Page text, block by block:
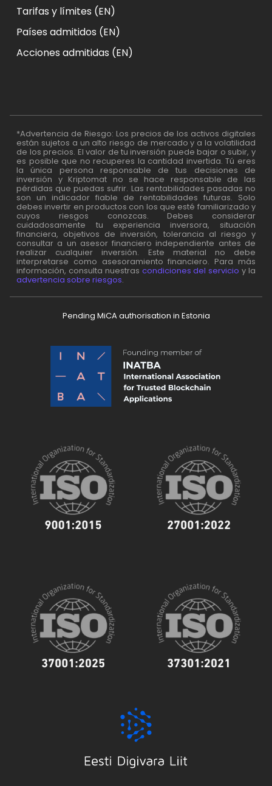
Tarifas y límites (EN)
Países admitidos (EN)
Acciones admitidas (EN)
*Advertencia de Riesgo: Los precios de los activos digitales
están sujetos a un alto riesgo de mercado y a la volatilidad
de los precios. El valor de tu inversión puede bajar o subir, y
es posible que no recuperes la cantidad invertida. Tú eres
la única persona responsable de tus decisiones de
inversión y Kriptomat no se hace responsable de las
pérdidas que puedas sufrir. Las rentabilidades pasadas no
son un indicador fiable de rentabilidades futuras. Solo
debes invertir en productos con los que esté familiarizado y
cuyos riesgos conozcas. Debes considerar
cuidadosamente tu experiencia inversora, situación
financiera, objetivos de inversión, tolerancia al riesgo y
consultar a un asesor financiero independiente antes de
realizar cualquier inversión. Este material no debe
interpretarse como asesoramiento financiero. Para más
información, consulta nuestras condiciones del servicio y la
advertencia sobre riesgos.
Pending MiCA authorisation in Estonia